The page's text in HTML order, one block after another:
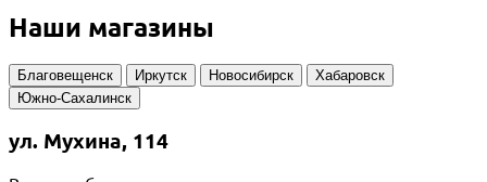
Наши магазины
Благовещенск Иркутск Новосибирск
Хабаровск
Южно-Сахалинск
ул. Мухина, 114